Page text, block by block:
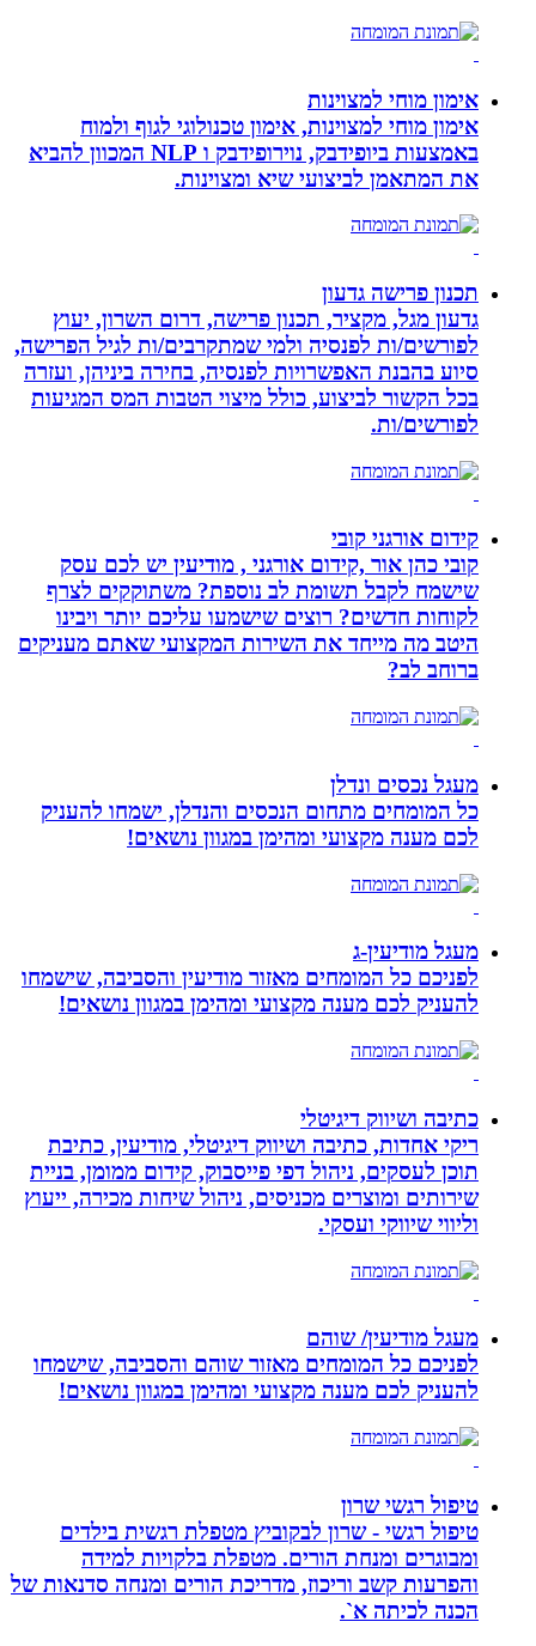
אימון מוחי למצוינות
אימון מוחי למצוינות, אימון טכנולוגי לגוף ולמוח
באמצעות ביופידבק, נוירופידבק ו NLP המכוון להביא
את המתאמן לביצועי שיא ומצוינות.
תכנון פרישה גדעון
גדעון מגל, מקציר, תכנון פרישה, דרום השרון, יעוץ
לפורשים/ות לפנסיה ולמי שמתקרבים/ות לגיל הפרישה,
סיוע בהבנת האפשרויות לפנסיה, בחירה ביניהן, ועזרה
בכל הקשור לביצוע, כולל מיצוי הטבות המס המגיעות
לפורשים/ות.
קידום אורגני קובי
קובי כהן אור ,קידום אורגני , מודיעין יש לכם עסק
שישמח לקבל תשומת לב נוספת? משתוקקים לצרף
לקוחות חדשים? רוצים שישמעו עליכם יותר ויבינו
היטב מה מייחד את השירות המקצועי שאתם מעניקים
ברוחב לב?
מעגל נכסים ונדלן
כל המומחים מתחום הנכסים והנדלן, ישמחו להעניק
לכם מענה מקצועי ומהימן במגוון נושאים!
מעגל מודיעין-ג
לפניכם כל המומחים מאזור מודיעין והסביבה, שישמחו
להעניק לכם מענה מקצועי ומהימן במגוון נושאים!
כתיבה ושיווק דיגיטלי
ריקי אחדות, כתיבה ושיווק דיגיטלי, מודיעין, כתיבת
תוכן לעסקים, ניהול דפי פייסבוק, קידום ממומן, בניית
שירותים ומוצרים מכניסים, ניהול שיחות מכירה, ייעוץ
וליווי שיווקי ועסקי.
מעגל מודיעין/ שוהם
לפניכם כל המומחים מאזור שוהם והסביבה, שישמחו
להעניק לכם מענה מקצועי ומהימן במגוון נושאים!
טיפול רגשי שרון
טיפול רגשי - שרון לבקוביץ מטפלת רגשית בילדים
ומבוגרים ומנחת הורים. מטפלת בלקויות למידה
והפרעות קשב וריכוז, מדריכת הורים ומנחה סדנאות של
הכנה לכיתה א`.